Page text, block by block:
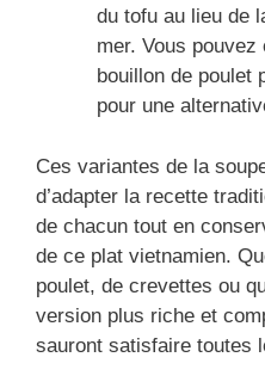
du tofu au lieu de
mer. Vous
bouillon de poulet
pour une
Ces variantes de la
d’adapter la recette
de chacun tout en
de ce plat vietnamien.
poulet, de crevettes ou
version plus riche et
sauront satisfaire toutes